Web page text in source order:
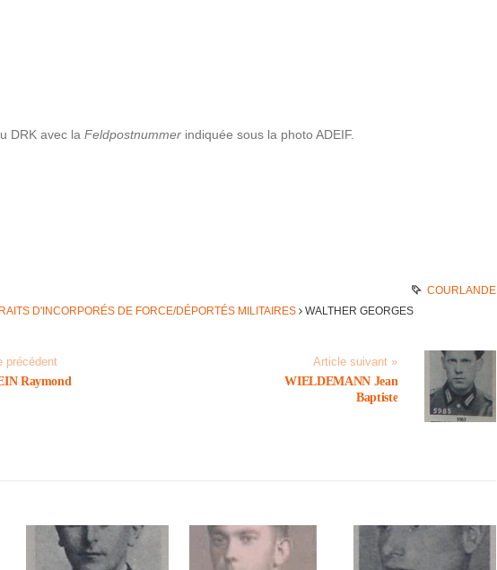
DRK avec la Feld­post­num­mer indiquée sous la photo ADEIF.
COURLANDE
D'INCORPORÉS DE FORCE/DÉPORTÉS MILITAIRES WALTHER GEORGES
précédent
Raymond
Article suivant »
WIELDEMANN Jean
Baptiste